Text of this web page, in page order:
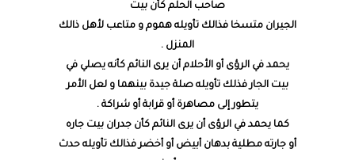
صاحب الحلم كأن بيت
الجيران متسخا فذالك تأويله هموم و متاعب لأهل ذالك
المنزل .
يحمد في الرؤى أو الأحلام أن يرى النائم كأنه يصلي في
بيت الجار فذلك تأويله صلة جيدة بينهما و لعل الأمر
يتطور إلى مصاهرة أو قرابة أو شراكة .
كما يحمد في الرؤى أن يرى النائم كأن جدران بيت جاره
أو جارته مطلية بدهان أبيض أو أخضر فذالك تأويله حدث